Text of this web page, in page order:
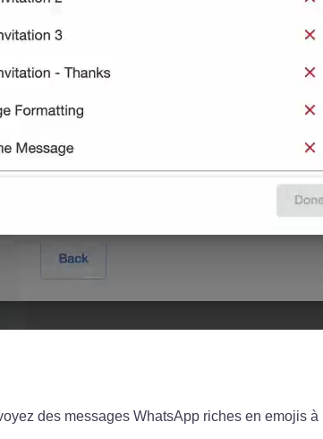
des messages WhatsApp riches en emojis